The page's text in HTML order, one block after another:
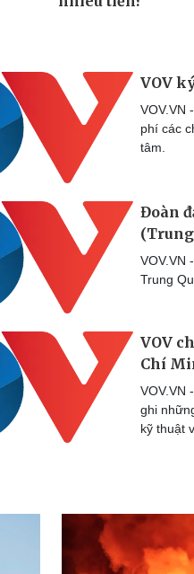
VOV
VOV.VN
phí các
tâm.
Đoàn
(Trung
VOV.VN
Trung
VOV
Chí
VOV.VN
ghi
kỹ thuật